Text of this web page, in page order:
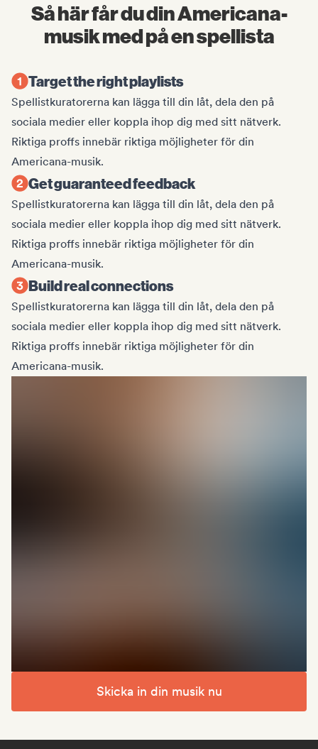
Så här får du din Americana-
musik med på en spellista
Target the right playlists
Spellistkuratorerna kan lägga till din låt, dela den på
sociala medier eller koppla ihop dig med sitt nätverk.
Riktiga proffs innebär riktiga möjligheter för din
Americana-musik.
Get guaranteed feedback
Spellistkuratorerna kan lägga till din låt, dela den på
sociala medier eller koppla ihop dig med sitt nätverk.
Riktiga proffs innebär riktiga möjligheter för din
Americana-musik.
Build real connections
Spellistkuratorerna kan lägga till din låt, dela den på
sociala medier eller koppla ihop dig med sitt nätverk.
Riktiga proffs innebär riktiga möjligheter för din
Americana-musik.
Skicka in din musik nu